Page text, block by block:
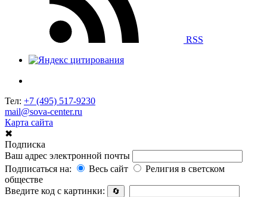
RSS
Тел: +7 (495) 517-9230
mail@sova-center.ru
Карта сайта
✖
Подписка
Ваш адрес электронной почты
Подписаться на:
Весь сайт
Религия в светском
обществе
Введите код с картинки:
🔄